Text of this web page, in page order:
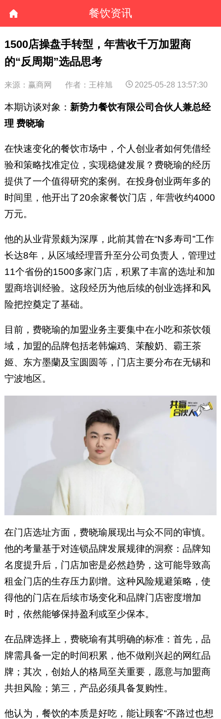
餐饮资讯
1500店操盘手转型，年营收千万加盟商
的“反周期”选品思考
来源：赢商网 作者：王梓旭 2025-05-28 13:57:30
本期访谈对象： 新势力餐饮有限公司合伙人兼总经
理 费晓瑜
在快速变化的餐饮市场中，个人创业者如何凭借经
验和策略找准定位，实现稳健发展？费晓瑜的经历
提供了一个值得研究的案例。在投身创业两年多的
时间里，他开出了20余家餐饮门店，年营收约4000
万元。
他的从业背景颇为深厚，此前其曾在“N多寿司”工作
长达8年，从区域经理晋升至分公司负责人，管理过
11个省份的1500多家门店，积累了丰富的选址和加
盟商培训经验。这段经历为他后续的创业选择和风
险把控奠定了基础。
目前，费晓瑜的加盟业务主要集中在小吃和茶饮领
域，加盟的品牌包括老韩煸鸡、茉酸奶、霸王茶
姬、东方墨蘭及宝圆圆等，门店主要分布在无锡和
宁波地区。
在门店选址方面，费晓瑜展现出与众不同的审慎。
他的考量基于对连锁品牌发展规律的洞察：品牌知
名度提升后，门店加密是必然趋势，这可能导致高
租金门店的生存压力剧增。这种风险规避策略，使
得他的门店在后续市场变化和品牌门店密度增加
时，依然能够保持盈利或至少保本。
在品牌选择上，费晓瑜有其明确的标准：首先，品
牌需具备一定的时间积累，他不做刚兴起的网红品
牌；其次，创始人的格局至关重要，愿意与加盟商
共担风险；第三，产品必须具备复购性。
他认为，餐饮的本质是好吃，能让顾客“不路过也想